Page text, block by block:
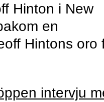
Hinton i New
en
Hintons oro
intervju